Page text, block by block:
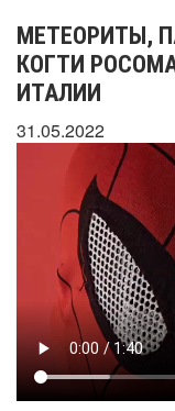
МЕТЕОРИТЫ,
КОГТИ
ИТАЛИИ
31.05.2022